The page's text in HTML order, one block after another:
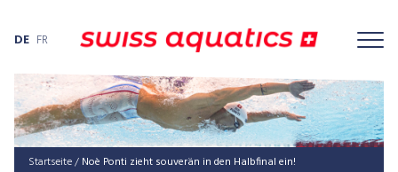
DE FR
Startseite/ Noè Ponti zieht souverän in den Halbfinal ein!